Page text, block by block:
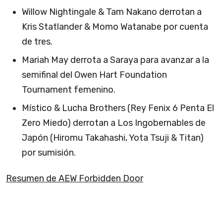
Willow Nightingale & Tam Nakano derrotan a
Kris Statlander & Momo Watanabe por cuenta
de tres.
Mariah May derrota a Saraya para avanzar a la
semifinal del Owen Hart Foundation
Tournament femenino.
Místico & Lucha Brothers (Rey Fenix 6 Penta El
Zero Miedo) derrotan a Los Ingobernables de
Japón (Hiromu Takahashi, Yota Tsuji & Titan)
por sumisión.
Resumen de AEW Forbidden Door